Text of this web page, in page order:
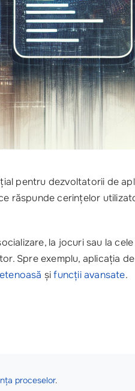
pentru dezvoltatorii de
răspunde cerințelor
la jocuri sau la
Spre exemplu, aplicația
șifuncții avansate.
proceselor.